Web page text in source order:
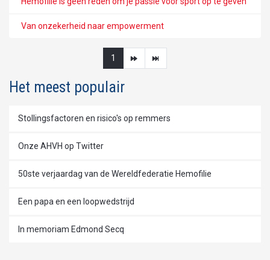
Van onzekerheid naar empowerment
1
Het meest populair
Stollingsfactoren en risico's op remmers
Onze AHVH op Twitter
50ste verjaardag van de Wereldfederatie Hemofilie
Een papa en een loopwedstrijd
In memoriam Edmond Secq